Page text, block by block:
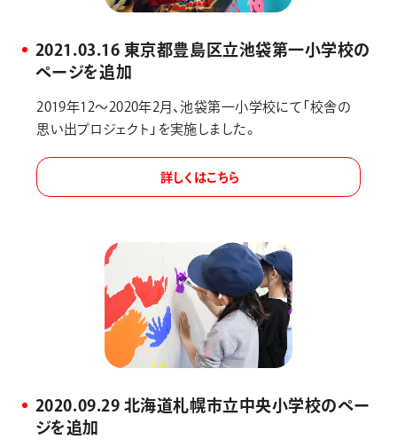
2021.03.16 東京都豊島区立池袋第一小学校の
ページを追加
2019年12〜2020年2月、池袋第一小学校にて「校舎の
思い出プロジェクト」を実施しました。
詳しくはこちら
2020.09.29 北海道札幌市立中央小学校のペー
ジを追加